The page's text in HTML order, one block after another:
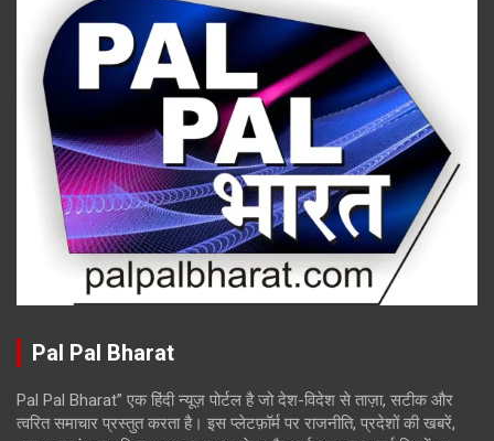
Pal Pal Bharat
Pal Pal Bharat” एक हिंदी न्यूज़ पोर्टल है जो देश-विदेश से ताज़ा, सटीक और
त्वरित समाचार प्रस्तुत करता है। इस प्लेटफ़ॉर्म पर राजनीति, प्रदेशों की खबरें,